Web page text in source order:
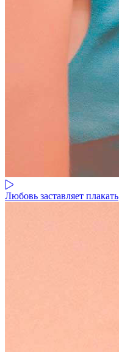
Любовь заставляет плакать